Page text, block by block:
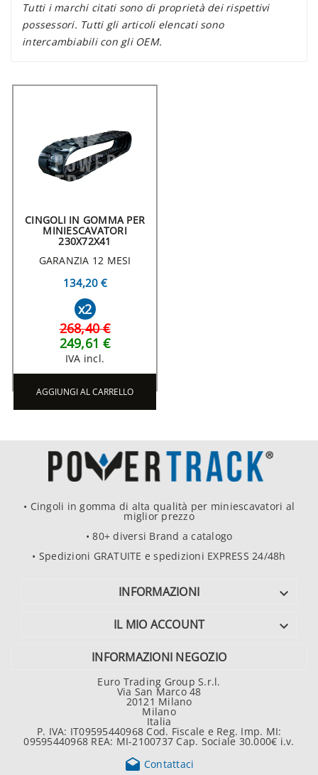
Tutti i marchi citati sono di proprietà dei rispettivi
possessori. Tutti gli articoli elencati sono
intercambiabili con gli OEM.
CINGOLI IN GOMMA PER
MINIESCAVATORI
230X72X41
GARANZIA 12 MESI
134,20 €
x2
268,40 €
249,61 €
IVA incl.
AGGIUNGI AL CARRELLO
• Cingoli in gomma di alta qualità per miniescavatori al
miglior prezzo
• 80+ diversi Brand a catalogo
• Spedizioni GRATUITE e spedizioni EXPRESS 24/48h
INFORMAZIONI 
IL MIO ACCOUNT 
INFORMAZIONI NEGOZIO
Euro Trading Group S.r.l.
Via San Marco 48
20121 Milano
Milano
Italia
P. IVA: IT09595440968 Cod. Fiscale e Reg. Imp. MI:
09595440968 REA: MI-2100737 Cap. Sociale 30.000€ i.v.
 Contattaci